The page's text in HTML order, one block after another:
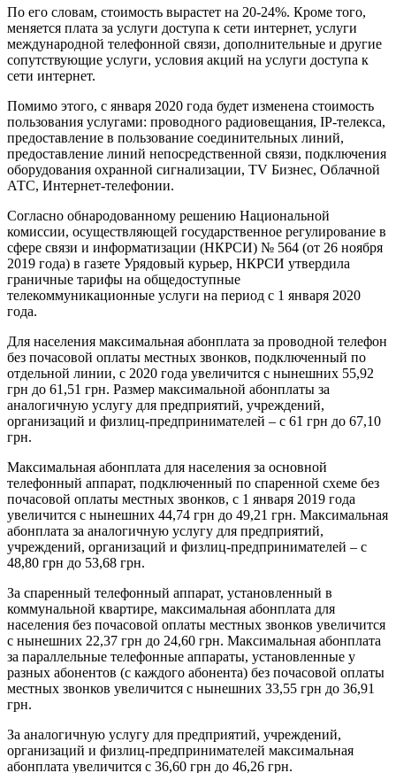
По его словам, стоимость вырастет на 20-24%. Кроме того,
меняется плата за услуги доступа к сети интернет, услуги
международной телефонной связи, дополнительные и другие
сопутствующие услуги, условия акций на услуги доступа к
сети интернет.
Помимо этого, с января 2020 года будет изменена стоимость
пользования услугами: проводного радиовещания, IP-телекса,
предоставление в пользование соединительных линий,
предоставление линий непосредственной связи, подключения
оборудования охранной сигнализации, TV Бизнес, Облачной
АТС, Интернет-телефонии.
Согласно обнародованному решению Национальной
комиссии, осуществляющей государственное регулирование в
сфере связи и информатизации (НКРСИ) № 564 (от 26 ноября
2019 года) в газете Урядовый курьер, НКРСИ утвердила
граничные тарифы на общедоступные
телекоммуникационные услуги на период с 1 января 2020
года.
Для населения максимальная абонплата за проводной телефон
без почасовой оплаты местных звонков, подключенный по
отдельной линии, с 2020 года увеличится с нынешних 55,92
грн до 61,51 грн. Размер максимальной абонплаты за
аналогичную услугу для предприятий, учреждений,
организаций и физлиц-предпринимателей – с 61 грн до 67,10
грн.
Максимальная абонплата для населения за основной
телефонный аппарат, подключенный по спаренной схеме без
почасовой оплаты местных звонков, с 1 января 2019 года
увеличится с нынешних 44,74 грн до 49,21 грн. Максимальная
абонплата за аналогичную услугу для предприятий,
учреждений, организаций и физлиц-предпринимателей – с
48,80 грн до 53,68 грн.
За спаренный телефонный аппарат, установленный в
коммунальной квартире, максимальная абонплата для
населения без почасовой оплаты местных звонков увеличится
с нынешних 22,37 грн до 24,60 грн. Максимальная абонплата
за параллельные телефонные аппараты, установленные у
разных абонентов (с каждого абонента) без почасовой оплаты
местных звонков увеличится с нынешних 33,55 грн до 36,91
грн.
За аналогичную услугу для предприятий, учреждений,
организаций и физлиц-предпринимателей максимальная
абонплата увеличится с 36,60 грн до 46,26 грн.